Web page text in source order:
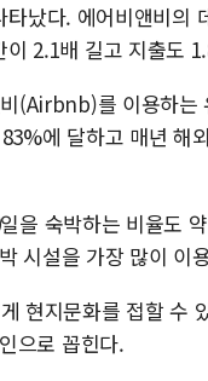
났다. 에어비앤비의
2.1배 길고 지출도
(Airbnb)를 이용하는
에 달하고 매년 해
을 숙박하는 비율도
시설을 가장 많이 이
현지문화를 접할 수
으로 꼽힌다.